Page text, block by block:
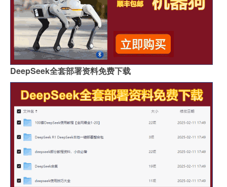
DeepSeek全套部署资料免费下载